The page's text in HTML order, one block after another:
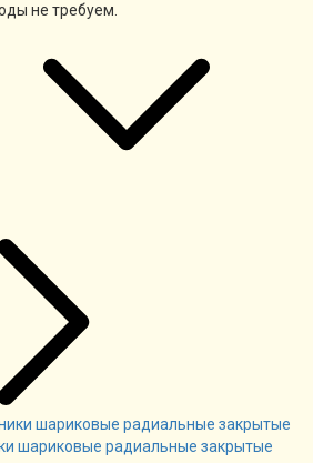
не требуем.
шариковые радиальные закрытые